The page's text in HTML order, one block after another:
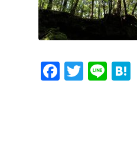
Facebook
Twitter
Line